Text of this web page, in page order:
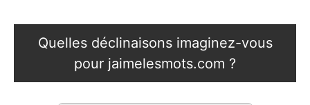
Quelles déclinaisons imaginez-vous
pour jaimelesmots.com ?